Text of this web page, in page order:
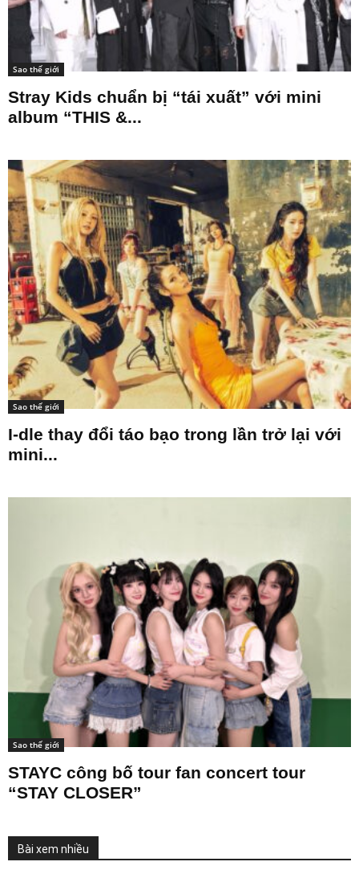
Sao thế giới
Stray Kids chuẩn bị “tái xuất” với mini
album “THIS &...
Sao thế giới
I-dle thay đổi táo bạo trong lần trở lại với
mini...
Sao thế giới
STAYC công bố tour fan concert tour
“STAY CLOSER”
Bài xem nhiều